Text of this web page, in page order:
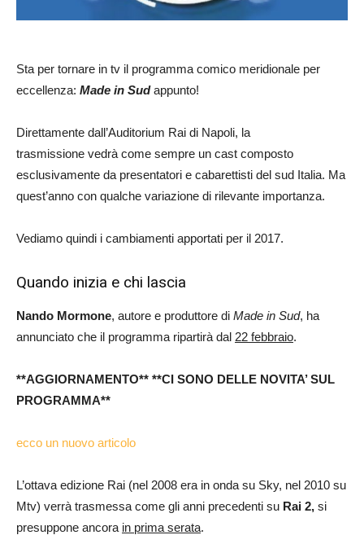
Sta per tornare in tv il programma comico meridionale per
eccellenza: Made in Sud appunto!
Direttamente dall’Auditorium Rai di Napoli, la
trasmissione vedrà come sempre un cast composto
esclusivamente da presentatori e cabarettisti del sud Italia. Ma
quest’anno con qualche variazione di rilevante importanza.
Vediamo quindi i cambiamenti apportati per il 2017.
Quando inizia e chi lascia
Nando Mormone, autore e produttore di Made in Sud, ha
annunciato che il programma ripartirà dal 22 febbraio.
**AGGIORNAMENTO** **CI SONO DELLE NOVITA’ SUL
PROGRAMMA**
ecco un nuovo articolo
L’ottava edizione Rai (nel 2008 era in onda su Sky, nel 2010 su
Mtv) verrà trasmessa come gli anni precedenti su Rai 2, si
presuppone ancora in prima serata.